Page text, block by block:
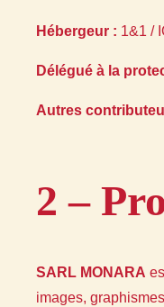
Hébergeur : 1&1 /
Délégué à la
Autres
2 –
SARL MONARA
images,